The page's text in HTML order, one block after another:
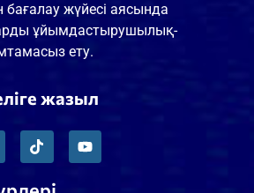
бағалау жүйесі аясында
ұйымдастырушылық-
ету.
жазыл